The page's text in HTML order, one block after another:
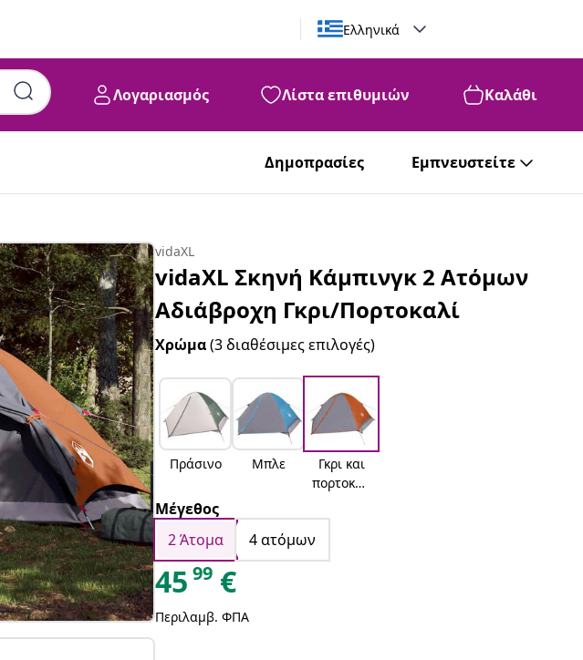
Ελληνικά
Λογαριασμός Λίστα επιθυμιών Καλάθι
Δημοπρασίες Εμπνευστείτε
vidaXL
vidaXL Σκηνή Κάμπινγκ 2 Ατόμων
Αδιάβροχη Γκρι/Πορτοκαλί
Χρώμα(3 διαθέσιμες επιλογές)
Πράσινο Μπλε
Γκρι και
πορτοκαλ
Μέγεθος
2 Άτομα
4 ατόμων
45 99 €
Περιλαμβ. ΦΠΑ